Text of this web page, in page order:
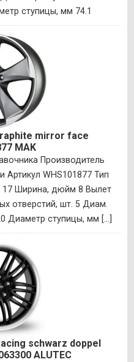
ступицы, мм 74.1
mirror face
MAK
Производитель
Артикул WHS101877 Тип
Ширина, дюйм 8 Вылет
отверстий, шт. 5 Диам.
Диаметр ступицы, мм [...]
schwarz doppel
ALUTEC